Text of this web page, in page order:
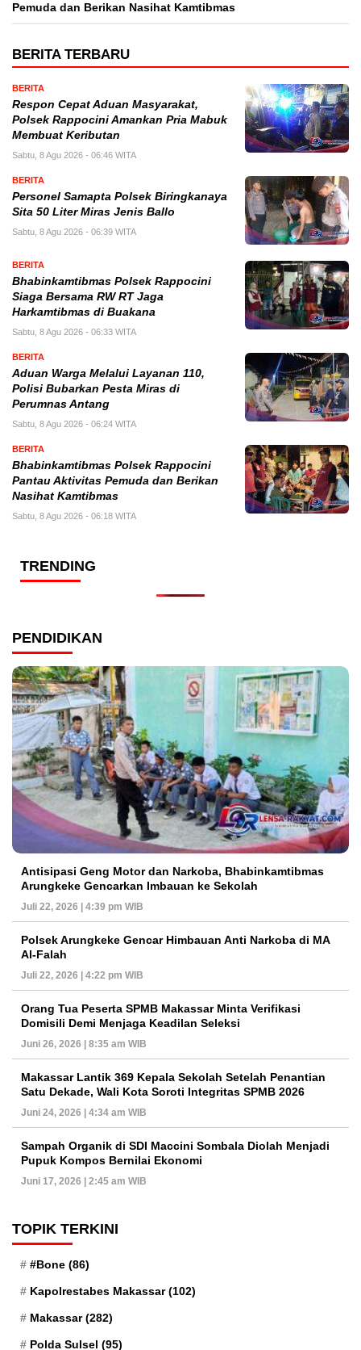
Pemuda dan Berikan Nasihat Kamtibmas
BERITA TERBARU
BERITA
Respon Cepat Aduan Masyarakat,
Polsek Rappocini Amankan Pria Mabuk
Membuat Keributan
Sabtu, 8 Agu 2026 - 06:46 WITA
BERITA
Personel Samapta Polsek Biringkanaya
Sita 50 Liter Miras Jenis Ballo
Sabtu, 8 Agu 2026 - 06:39 WITA
BERITA
Bhabinkamtibmas Polsek Rappocini
Siaga Bersama RW RT Jaga
Harkamtibmas di Buakana
Sabtu, 8 Agu 2026 - 06:33 WITA
BERITA
Aduan Warga Melalui Layanan 110,
Polisi Bubarkan Pesta Miras di
Perumnas Antang
Sabtu, 8 Agu 2026 - 06:24 WITA
BERITA
Bhabinkamtibmas Polsek Rappocini
Pantau Aktivitas Pemuda dan Berikan
Nasihat Kamtibmas
Sabtu, 8 Agu 2026 - 06:18 WITA
TRENDING
PENDIDIKAN
Antisipasi Geng Motor dan Narkoba, Bhabinkamtibmas
Arungkeke Gencarkan Imbauan ke Sekolah
Juli 22, 2026 | 4:39 pm WIB
Polsek Arungkeke Gencar Himbauan Anti Narkoba di MA
Al-Falah
Juli 22, 2026 | 4:22 pm WIB
Orang Tua Peserta SPMB Makassar Minta Verifikasi
Domisili Demi Menjaga Keadilan Seleksi
Juni 26, 2026 | 8:35 am WIB
Makassar Lantik 369 Kepala Sekolah Setelah Penantian
Satu Dekade, Wali Kota Soroti Integritas SPMB 2026
Juni 24, 2026 | 4:34 am WIB
Sampah Organik di SDI Maccini Sombala Diolah Menjadi
Pupuk Kompos Bernilai Ekonomi
Juni 17, 2026 | 2:45 am WIB
TOPIK TERKINI
#Bone (86)
Kapolrestabes Makassar(102)
Makassar(282)
Polda Sulsel (95)